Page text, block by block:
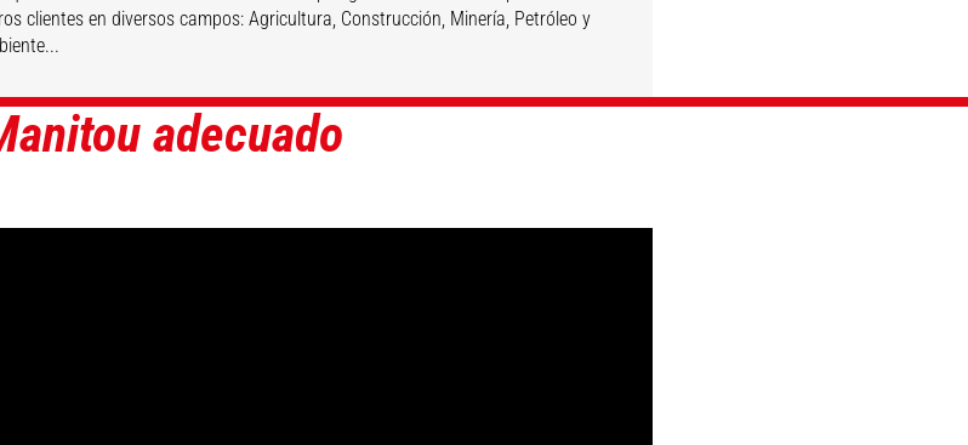
clientes en diversos campos: Agricultura, Construcción, Minería, Petróleo y
adecuado